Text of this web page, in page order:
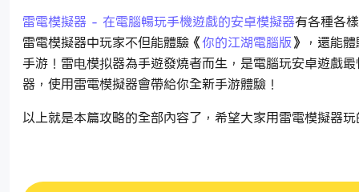
雷電模擬器 - 在電腦暢玩手機遊戲的安卓模擬器有各種各
雷電模擬器中玩家不但能體驗《你的江湖電腦版》，還能
手游！雷电模拟器為手遊發燒者而生，是電腦玩安卓遊戲
器，使用雷電模擬器會帶給你全新手游體驗！
以上就是本篇攻略的全部內容了，希望大家用雷電模擬器